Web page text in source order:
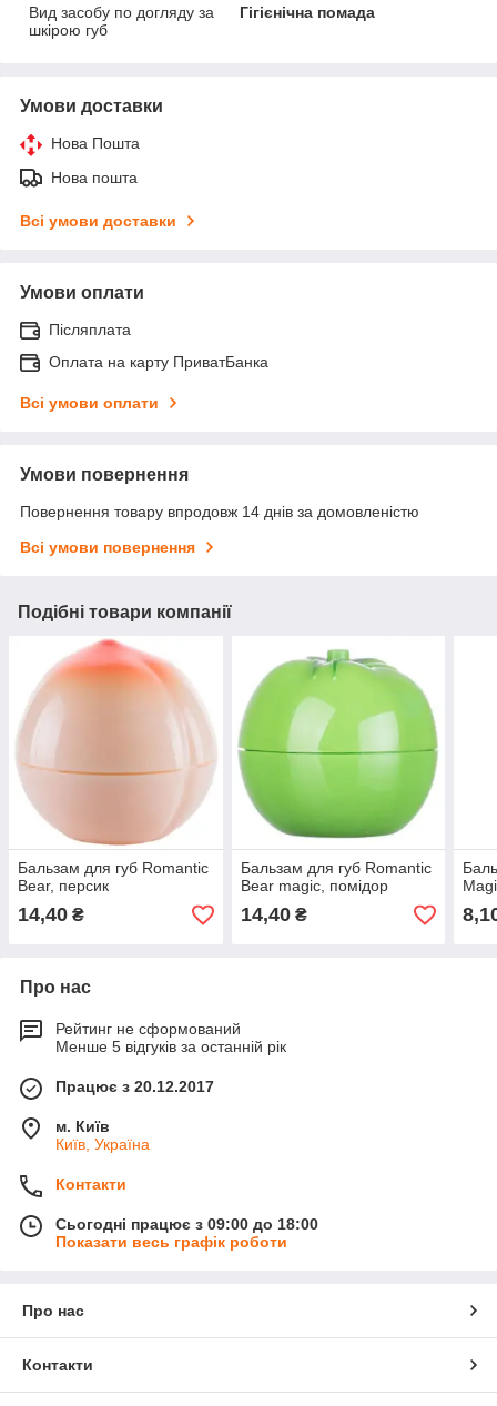
Вид засобу по догляду за
шкірою губ
Гігієнічна помада
Умови доставки
Нова Пошта
Нова пошта
Всі умови доставки
Умови оплати
Післяплата
Оплата на карту ПриватБанка
Всі умови оплати
Умови повернення
Повернення товару впродовж 14 днів за домовленістю
Всі умови повернення
Подібні товари компанії
Бальзам для губ Romantic
Bear, персик
14,40 ₴
Бальзам для губ Romantic
Bear magic, помідор
14,40₴
Про нас
Рейтинг не сформований
Менше 5 відгуків за останній рік
Працює з 20.12.2017
м. Київ
Київ, Україна
Контакти
Сьогодні працює з 09:00 до 18:00
Показати весь графік роботи
Про нас
Контакти